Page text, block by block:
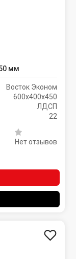
мм
Восток Эконом
600х400х450
ЛДСП
22
Нет отзывов